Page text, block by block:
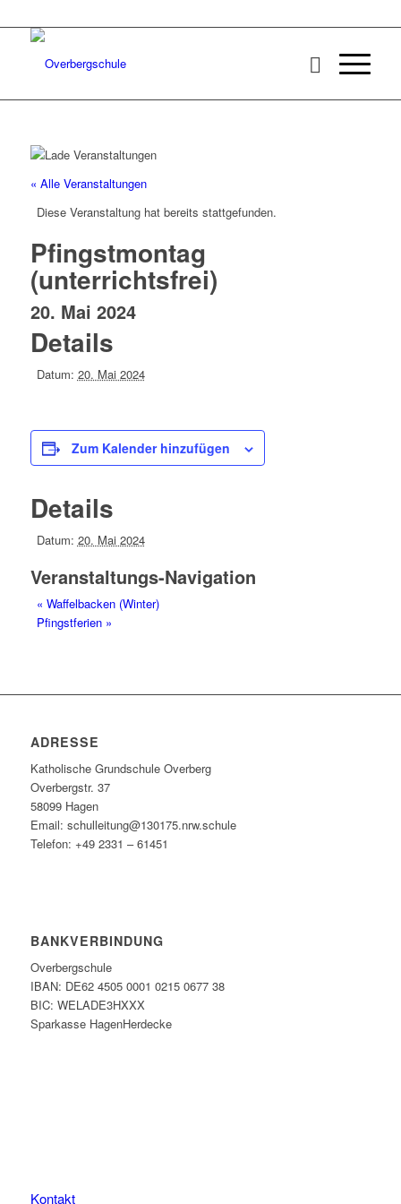
« Alle Veranstaltungen
Diese Veranstaltung hat bereits stattgefunden.
Pfingstmontag
(unterrichtsfrei)
20. Mai 2024
Details
Datum: 20. Mai 2024
Zum Kalender hinzufügen
Details
Datum: 20. Mai 2024
Veranstaltungs-Navigation
« Waffelbacken (Winter)
Pfingstferien »
ADRESSE
Katholische Grundschule Overberg
Overbergstr. 37
58099 Hagen
Email: schulleitung@130175.nrw.schule
Telefon: +49 2331 – 61451
BANKVERBINDUNG
Overbergschule
IBAN: DE62 4505 0001 0215 0677 38
BIC: WELADE3HXXX
Sparkasse HagenHerdecke
Kontakt